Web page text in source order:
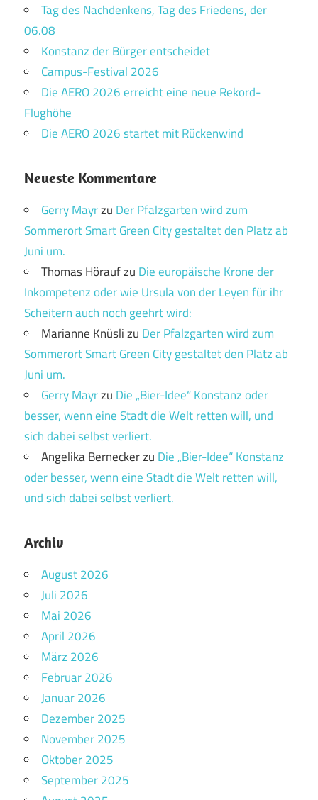
Tag des Nachdenkens, Tag des Friedens, der
06.08
Konstanz der Bürger entscheidet
Campus-Festival 2026
Die AERO 2026 erreicht eine neue Rekord-
Flughöhe
Die AERO 2026 startet mit Rückenwind
Neueste Kommentare
Gerry Mayrzu Der Pfalzgarten wird zum
Sommerort Smart Green City gestaltet den Platz ab
Juni um.
Thomas Höraufzu Die europäische Krone der
Inkompetenz oder wie Ursula von der Leyen für ihr
Scheitern auch noch geehrt wird:
Marianne Knüslizu Der Pfalzgarten wird zum
Sommerort Smart Green City gestaltet den Platz ab
Juni um.
Gerry Mayrzu Die „Bier-Idee“ Konstanz oder
besser, wenn eine Stadt die Welt retten will, und
sich dabei selbst verliert.
Angelika Berneckerzu Die „Bier-Idee“ Konstanz
oder besser, wenn eine Stadt die Welt retten will,
und sich dabei selbst verliert.
Archiv
August 2026
Juli 2026
Mai 2026
April 2026
März 2026
Februar 2026
Januar 2026
Dezember 2025
November 2025
Oktober 2025
September 2025